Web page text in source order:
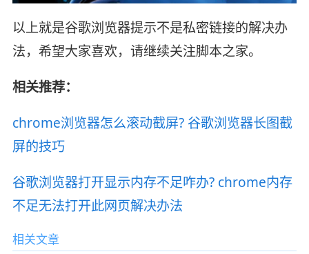
以上就是谷歌浏览器提示不是私密链接的解决办
法，希望大家喜欢，请继续关注脚本之家。
相关推荐：
chrome浏览器怎么滚动截屏? 谷歌浏览器长图截
屏的技巧
谷歌浏览器打开显示内存不足咋办? chrome内存
不足无法打开此网页解决办法
相关文章